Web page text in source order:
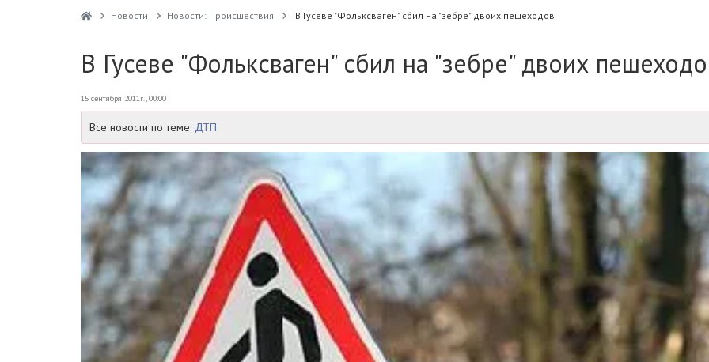
Новости Новости: Происшествия В Гусеве "Фольксваген" сбил на "зебре" двоих пешеходов
В Гусеве "Фольксваген" сбил на "зебре" двоих
15 сентября 2011г., 00:00
Все новости по теме: ДТП